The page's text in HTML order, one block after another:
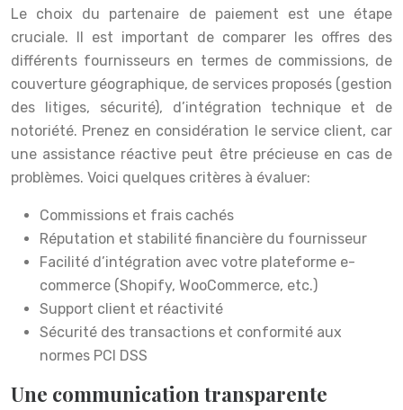
Le choix du partenaire de paiement est une étape
cruciale. Il est important de comparer les offres des
différents fournisseurs en termes de commissions, de
couverture géographique, de services proposés (gestion
des litiges, sécurité), d’intégration technique et de
notoriété. Prenez en considération le service client, car
une assistance réactive peut être précieuse en cas de
problèmes. Voici quelques critères à évaluer:
Commissions et frais cachés
Réputation et stabilité financière du fournisseur
Facilité d’intégration avec votre plateforme e-
commerce (Shopify, WooCommerce, etc.)
Support client et réactivité
Sécurité des transactions et conformité aux
normes PCI DSS
Une communication transparente